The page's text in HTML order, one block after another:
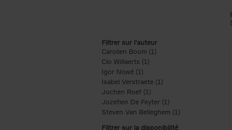
Filtrer sur l'auteur
Carolien Boom (1)
Clo Willaerts (1)
Igor Nowé (1)
Isabel Verstraete (1) Apply Isabel
Jochen Roef (1)
Jozefien De Feyter (1) Apply Jozefien De
Steven Van Belleghem (1) Apply Steven
Filtrer sur la disponibilité